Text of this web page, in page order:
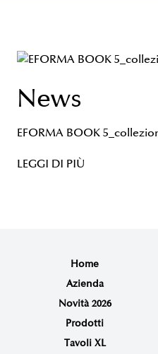
News
EFORMA BOOK
LEGGI DI PIÙ
Home
Azienda
Novità 2026
Prodotti
Tavoli XL